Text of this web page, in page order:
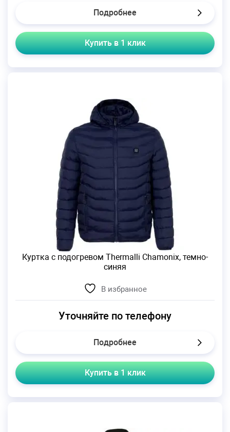
Подробнее
Купить в 1 клик
Куртка с подогревом Thermalli Chamonix, темно-
синяя
В избранное
Уточняйте по телефону
Подробнее
Купить в 1 клик